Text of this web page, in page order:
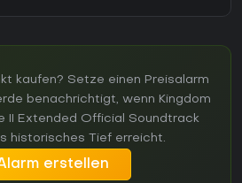
kaufen? Setze einen Preisalarm
benachrichtigt, wenn Kingdom
II Extended Official Soundtrack
historisches Tief erreicht.
erstellen